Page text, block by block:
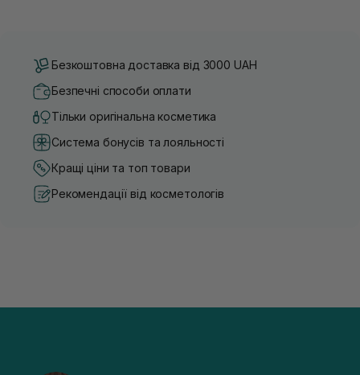
Безкоштовна доставка від 3000 UAH
Безпечні способи оплати
Тільки оригінальна косметика
Система бонусів та лояльності
Кращі ціни та топ товари
Рекомендації від косметологів